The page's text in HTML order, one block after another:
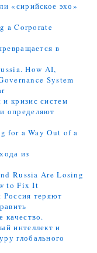
«сирийское эхо»
a Corporate
в
How AI,
System
кризис систем
определяют
for a Way Out of a
из
Russia Are Losing
to Fix It
теряют
качество.
интеллект и
глобального